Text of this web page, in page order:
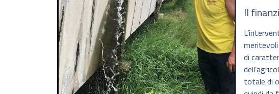
Il
di
totale di